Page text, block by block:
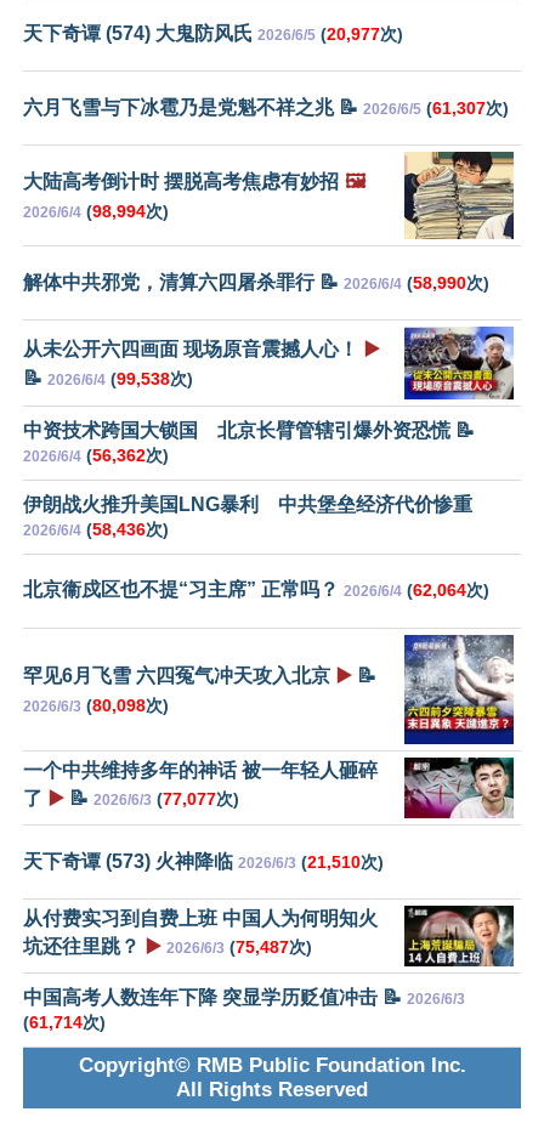
天下奇谭 (574) 大鬼防风氏 2026/6/5 (20,977次)
六月飞雪与下冰雹乃是党魁不祥之兆 📝 2026/6/5 (61,307次)
大陆高考倒计时 摆脱高考焦虑有妙招 🖼️
2026/6/4 (98,994次)
解体中共邪党，清算六四屠杀罪行 📝 2026/6/4 (58,990次)
从未公开六四画面 现场原音震撼人心！
▶️
📝 2026/6/4 (99,538次)
中资技术跨国大锁国 北京长臂管辖引爆外资恐慌 📝
2026/6/4 (56,362次)
伊朗战火推升美国LNG暴利 中共堡垒经济代价惨重
2026/6/4 (58,436次)
北京衞戍区也不提“习主席” 正常吗？ 2026/6/4 (62,064次)
罕见6月飞雪 六四冤气冲天攻入北京 ▶️ 📝
2026/6/3 (80,098次)
一个中共维持多年的神话 被一年轻人砸碎
了 ▶️ 📝 2026/6/3 (77,077次)
天下奇谭 (573) 火神降临 2026/6/3 (21,510次)
从付费实习到自费上班 中国人为何明知火
坑还往里跳？
▶️ 2026/6/3 (75,487次)
中国高考人数连年下降 突显学历贬值冲击 📝 2026/6/3
(61,714次)
Copyright© RMB Public Foundation Inc.
All Rights Reserved